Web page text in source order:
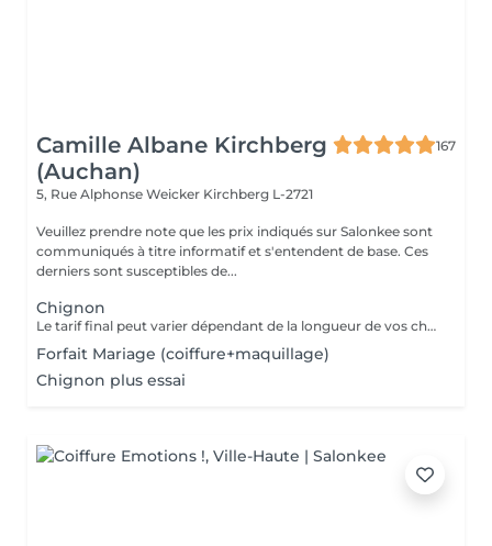
Camille Albane Kirchberg
(Auchan)
167
5, Rue Alphonse Weicker Kirchberg L-2721
Veuillez prendre note que les prix indiqués sur Salonkee sont
communiqués à titre informatif et s'entendent de base. Ces
derniers sont susceptibles de...
Chignon
Le tarif final peut varier dépendant de la longueur de vos cheveux ainsi que des soins et produits utilisés.
Forfait Mariage (coiffure+maquillage)
Chignon plus essai